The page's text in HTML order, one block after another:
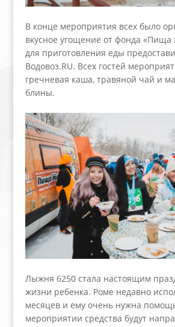
В конце мероприятия всех было
вкусное угощение от фонда «Пища
для приготовления еды
Водовоз.RU. Всех гостей
гречневая каша, травяной чай и
блины.
Лыжня 6250 стала настоящим
жизни ребенка. Роме недавно
месяцев и ему очень нужна
мероприятии средства будут